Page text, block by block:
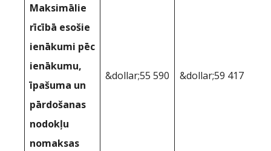
Maksimālie
rīcībā esošie
ienākumi pēc
ienākumu,
īpašuma un
pārdošanas
nodokļu
nomaksas
&dollar;55 590 &dollar;59 417